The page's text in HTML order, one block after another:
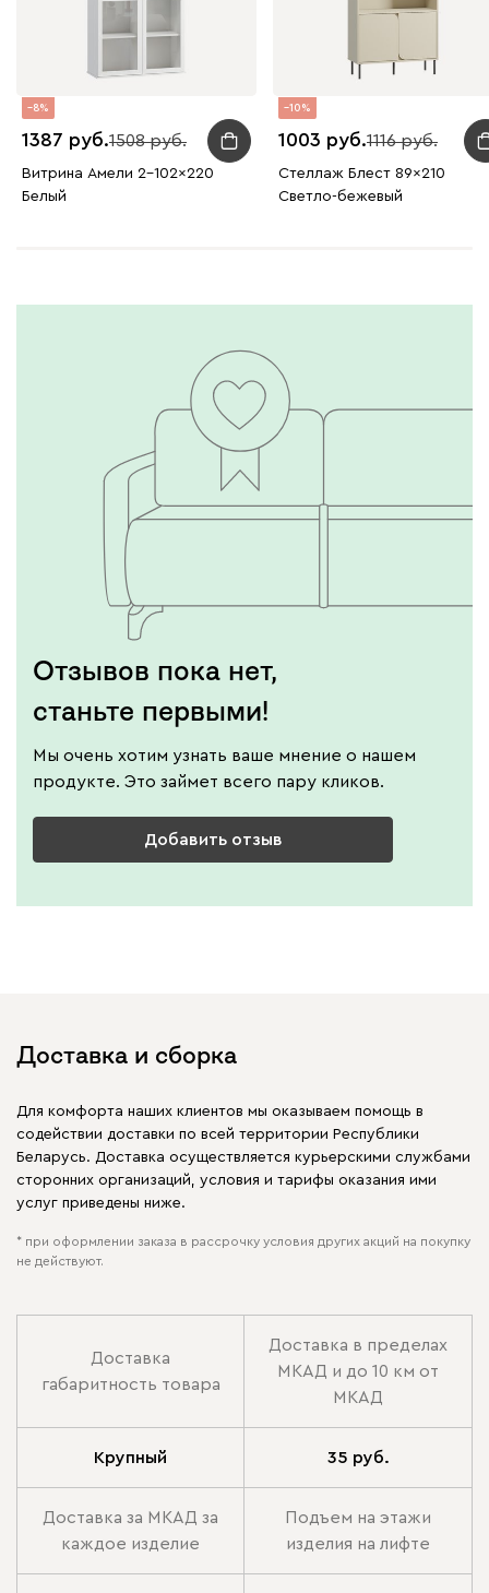
8
1387 1508
Витрина Амели 2-102x220
Белый
10
1003 1116
Стеллаж Блест 89x210
Светло-бежевый
Отзывов пока нет,
станьте первыми!
Мы очень хотим узнать ваше мнение о нашем
продукте. Это займет всего пару кликов.
Добавить отзыв
Доставка и сборка
Для комфорта наших клиентов мы оказываем помощь в
содействии доставки по всей территории Республики
Беларусь. Доставка осуществляется курьерскими службами
сторонних организаций, условия и тарифы оказания ими
услуг приведены ниже.
* при оформлении заказа в рассрочку условия других акций на покупку
не действуют.
Доставка
габаритность товара
Доставка в пределах
МКАД и до 10 км от
МКАД
Крупный 35 руб.
Доставка за МКАД за
каждое изделие
Подъем на этажи
изделия на лифте